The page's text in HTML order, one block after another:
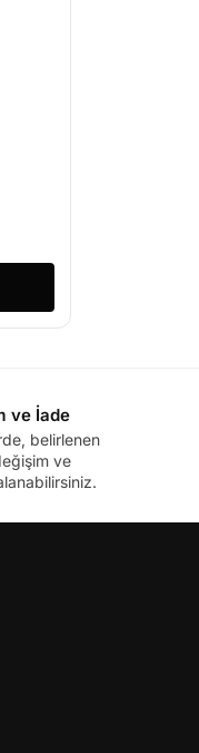
ve İade
belirlenen
ve